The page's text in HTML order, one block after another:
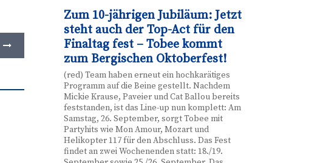
Zum 10-jährigen Jubiläum: Jetzt
steht auch der Top-Act für den
Finaltag fest – Tobee kommt
zum Bergischen Oktoberfest!
(red) Team haben erneut ein hochkarätiges
Programm auf die Beine gestellt. Nachdem
Mickie Krause, Paveier und Cat Ballou bereits
feststanden, ist das Line-up nun komplett: Am
Samstag, 26. September, sorgt Tobee mit
Partyhits wie Mon Amour, Mozart und
Helikopter 117 für den Abschluss. Das Fest
findet an zwei Wochenenden statt: 18./19.